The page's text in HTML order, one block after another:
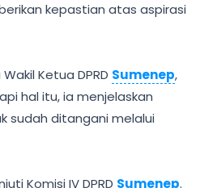
kepastian atas aspirasi
Ketua DPRD Sumenep,
hal itu, ia menjelaskan
sudah ditangani melalui
Komisi IV DPRD Sumenep.